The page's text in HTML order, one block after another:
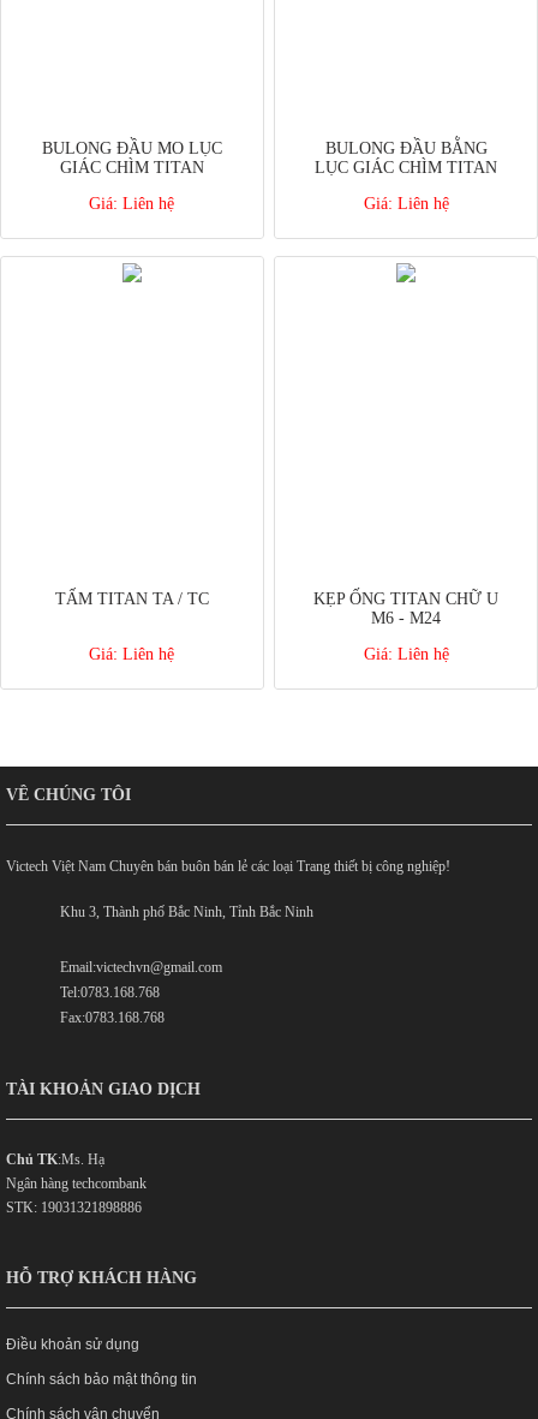
BULONG ĐẦU MO LỤC
GIÁC CHÌM TITAN
Giá: Liên hệ
BULONG ĐẦU BẰNG
LỤC GIÁC CHÌM TITAN
Giá: Liên hệ
TẤM TITAN TA / TC
Giá: Liên hệ
KẸP ỐNG TITAN CHỮ U
M6 - M24
Giá: Liên hệ
VỀ CHÚNG TÔI
Victech Việt Nam Chuyên bán buôn bán lẻ các loại Trang thiết bị công nghiệp!
Khu 3, Thành phố Bắc Ninh, Tỉnh Bắc Ninh
Email:victechvn@gmail.com
Tel:0783.168.768
Fax:0783.168.768
TÀI KHOẢN GIAO DỊCH
Chủ TK:Ms. Hạ
Ngân hàng techcombank
STK: 19031321898886
HỖ TRỢ KHÁCH HÀNG
Điều khoản sử dụng
Chính sách bảo mật thông tin
Chính sách vận chuyển